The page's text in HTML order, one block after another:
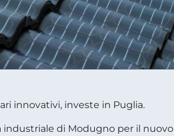
innovativi, investe in Puglia.
industriale di Modugno per il